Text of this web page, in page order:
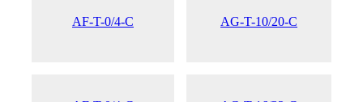
AF-T-0/4-C AG-T-10/20-C